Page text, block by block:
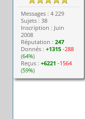
Messages : 4 229
Sujets : 38
Inscription : Juin
2008
Réputation :247
Donnés :+1315 -288
(64%)
Reçus :+6221 -1564
(59%)